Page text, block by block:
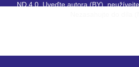
ND 4.0. Uveďte autora (BY),